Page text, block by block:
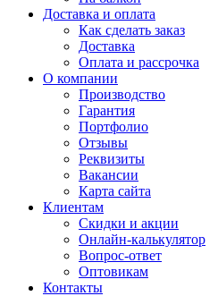
Доставка и оплата
Как сделать заказ
Доставка
Оплата и рассрочка
О компании
Производство
Гарантия
Портфолио
Отзывы
Реквизиты
Вакансии
Карта сайта
Клиентам
Скидки и акции
Онлайн-калькулятор
Вопрос-ответ
Оптовикам
Контакты